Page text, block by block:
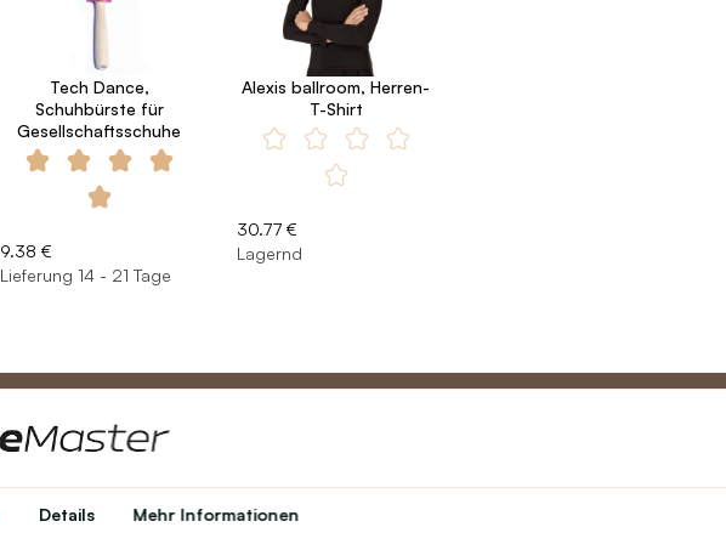
Details Mehr Informationen
Tech Dance,
Schuhbürste für
Gesellschaftsschuhe
9.38 €
Lieferung 14 - 21 Tage
Alexis ballroom, Herren-
T-Shirt
30.77 €
Lagernd
Konto Partner